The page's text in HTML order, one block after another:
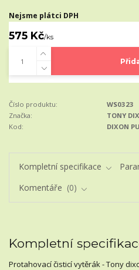
Nejsme plátci DPH
575 Kč/ks
Číslo produktu:
WS0323
Značka:
TONY
Kod:
DIXON
Kompletní specifikace
Komentáře
0
Kompletní
Protahovací čisticí vytěrák - Tony